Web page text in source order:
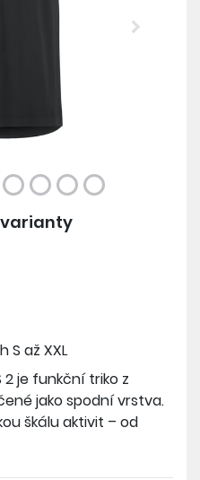
Next
2 je funkční triko z
jako spodní vrstva.
škálu aktivit – od
lyžování, turistiku
S až XXL